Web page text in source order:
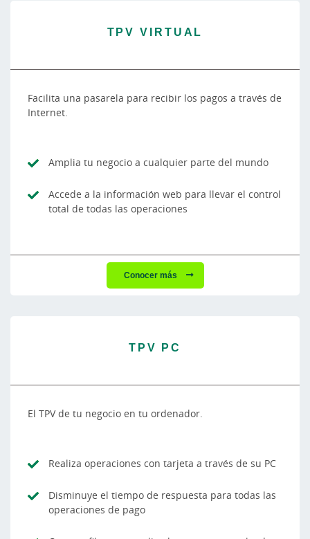
TPV VIRTUAL
Facilita una pasarela para recibir los pagos a través de
Internet.
Amplia tu negocio a cualquier parte del mundo
Accede a la información web para llevar el control
total de todas las operaciones
Conocer más
TPV PC
El TPV de tu negocio en tu ordenador.
Realiza operaciones con tarjeta a través de su PC
Disminuye el tiempo de respuesta para todas las
operaciones de pago